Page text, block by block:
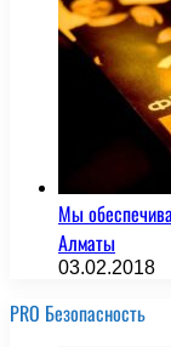
Мы
Алматы
03.02.2018
PRO Безопасность